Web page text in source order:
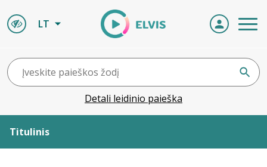
LT
Detali leidinio paieška
Titulinis